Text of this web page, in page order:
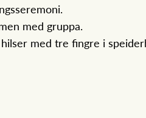
med gruppa.
med tre fingre i